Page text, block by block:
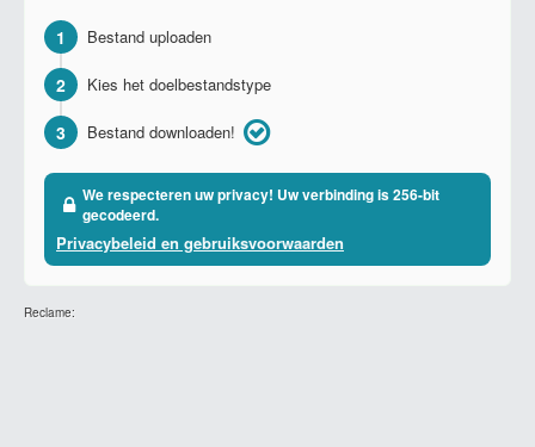
1 Bestand uploaden
2 Kies het doelbestandstype
3 Bestand downloaden!
We respecteren uw privacy! Uw verbinding is 256-bit
gecodeerd.
Privacybeleid en gebruiksvoorwaarden
Reclame: